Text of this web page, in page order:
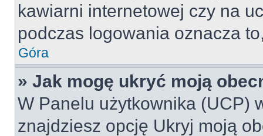
kawiarni internetowej czy na
podczas logowania oznacza
Góra
» Jak mogę ukryć moją
W Panelu użytkownika (UCP)
znajdziesz opcję Ukryj moją